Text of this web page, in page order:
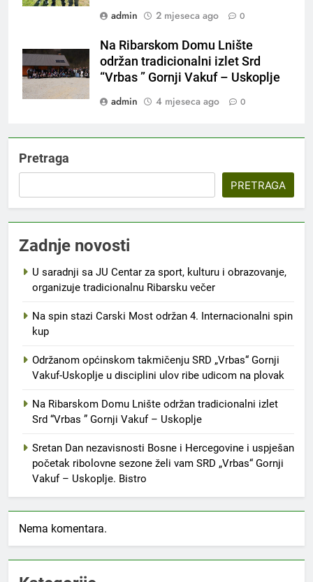
admin
2 mjeseca ago 0
Na Ribarskom Domu Lnište
održan tradicionalni izlet Srd
“Vrbas ” Gornji Vakuf – Uskoplje
admin
4 mjeseca ago 0
Pretraga
PRETRAGA
Zadnje novosti
U saradnji sa JU Centar za sport, kulturu i obrazovanje,
organizuje tradicionalnu Ribarsku večer
Na spin stazi Carski Most održan 4. Internacionalni spin
kup
Održanom općinskom takmičenju SRD „Vrbas“ Gornji
Vakuf-Uskoplje u disciplini ulov ribe udicom na plovak
Na Ribarskom Domu Lnište održan tradicionalni izlet
Srd “Vrbas ” Gornji Vakuf – Uskoplje
Sretan Dan nezavisnosti Bosne i Hercegovine i uspješan
početak ribolovne sezone želi vam SRD „Vrbas“ Gornji
Vakuf – Uskoplje. Bistro
Nema komentara.